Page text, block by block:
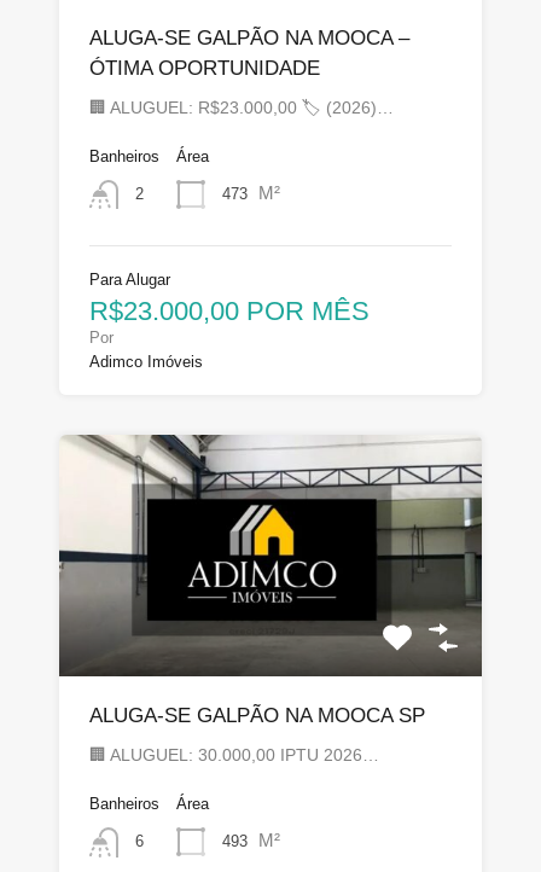
ALUGA-SE GALPÃO NA MOOCA –
ÓTIMA OPORTUNIDADE
🏢 ALUGUEL: R$23.000,00 🏷 (2026)…
Banheiros
2
Área
473 M²
Para Alugar
R$23.000,00 POR MÊS
Por
Adimco Imóveis
ALUGA-SE GALPÃO NA MOOCA SP
🏢 ALUGUEL: 30.000,00 IPTU 2026…
Banheiros
6
Área
493 M²